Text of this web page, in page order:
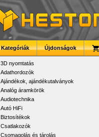
Kategóriák Újdonságok
3D nyomtatás
Adathordozók
Ajándékok, ajándékutalványok
Analóg áramkörök
Audiotechnika
Autó HiFi
Biztosítékok
Csatlakozók
Csomagolás és tárolás